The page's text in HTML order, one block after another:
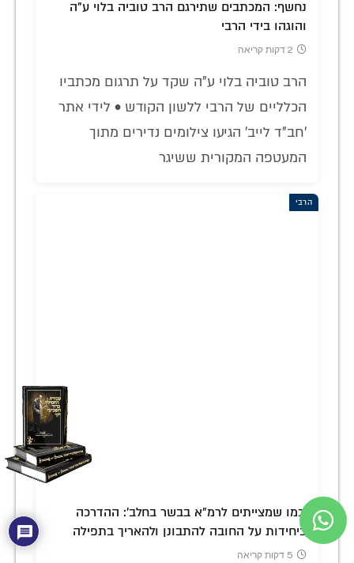
נחשף: המכתבים שתירגם הרב טוביה בלוי ע"ה
והוגהו בידי הרבי
2 דקות קריאה
הרב טוביה בלוי ע"ה שקד על תרגום מכתביו
הכלליים של הרבי ללשון הקודש • לידי אתר
'חב"ד לייב' הגיעו צילומים נדירים מתוך
המעטפה המקורית ששיגר
הרבי
'כמו שמצייתים לרמ"א בבשר בחלב': ההדרכה
ביחידות על החובה להתבונן ולהאריך בתפילה
5 דקות קריאה